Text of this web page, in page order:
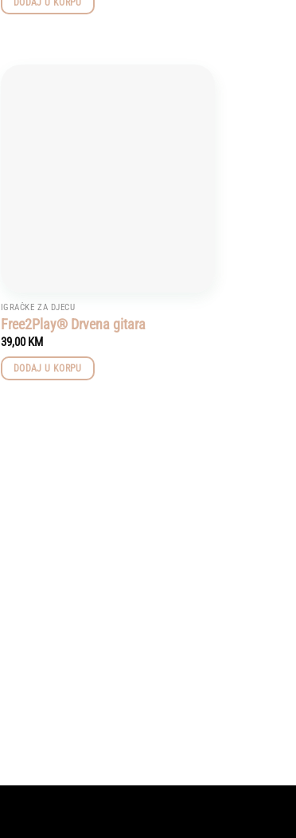
DODAJ U KORPU
IGRAČKE ZA DJECU
Free2Play® Drvena gitara
39,00KM
DODAJ U KORPU